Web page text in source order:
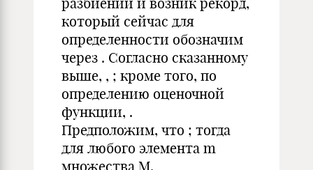
который сейчас для
определенности обозначим
через . Согласно сказанному
выше, , ; кроме того, по
определению оценочной
функции, .
Предположим, что ; тогда
для любого элемента m
множества M,